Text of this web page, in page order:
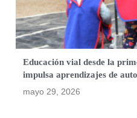
Educación vial desde la
impulsa aprendizajes de
mayo 29, 2026